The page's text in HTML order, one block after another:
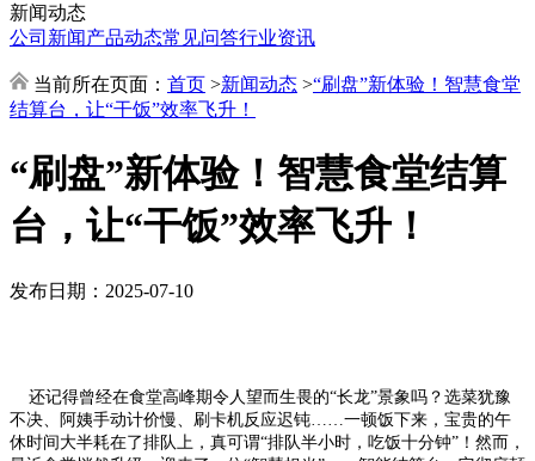
新闻动态
公司新闻产品动态常见问答行业资讯
当前所在页面： 首页 >新闻动态 >“刷盘”新体验！智慧食堂
结算台，让“干饭”效率飞升！
“刷盘”新体验！智慧食堂结算
台，让“干饭”效率飞升！
发布日期：2025-07-10
还记得曾经在食堂高峰期令人望而生畏的“长龙”景象吗？选菜犹豫
不决、阿姨手动计价慢、刷卡机反应迟钝……一顿饭下来，宝贵的午
休时间大半耗在了排队上，真可谓“排队半小时，吃饭十分钟”！然而，